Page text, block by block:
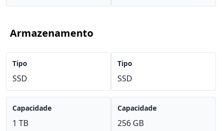
Armazenamento
Tipo
SSD
Capacidade
1 TB
Tipo
SSD
Capacidade
256 GB